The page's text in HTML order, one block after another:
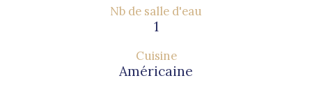
Nb de salle d'eau
1
Cuisine
Américaine